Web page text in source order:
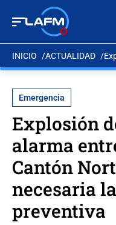
INICIO ACTUALIDAD
Emergencia
Explosión
alarma
Cantón
necesaria
preventiva